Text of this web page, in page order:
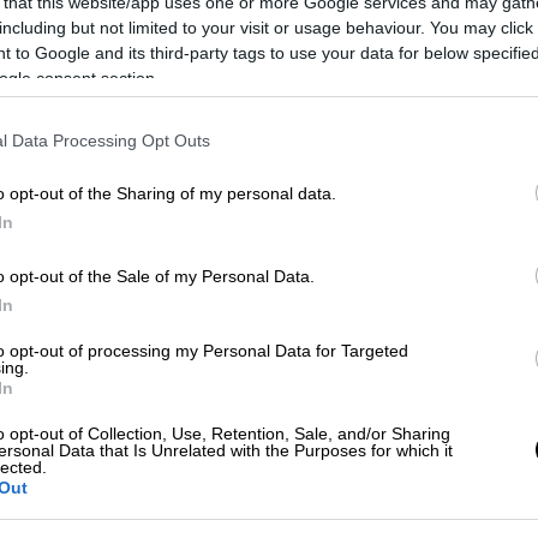
but not limited to your visit or usage behaviour. You may
to Google and its third-party tags to use your data for below
consent section.
Data Processing Opt Outs
opt-out of the Sharing of my personal data.
opt-out of the Sale of my Personal Data.
opt-out of processing my Personal Data for Targeted
opt-out of Collection, Use, Retention, Sale, and/or Sharing
Data that Is Unrelated with the Purposes for which it
το ΕΘΝΟΣ στη Google
στο πλαίσιο του μεγαλύτερου
Στεφανίσινα
ολοκλήρωση καιυπουργό Δικαιοσύνης